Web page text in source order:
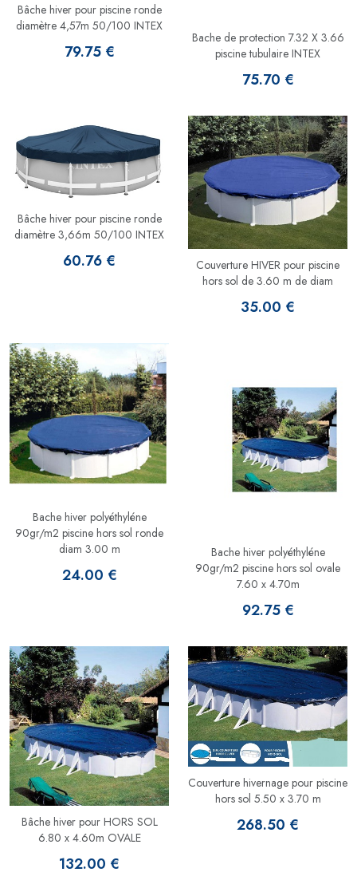
Bâche hiver pour piscine ronde
diamètre 4,57m 50/100 INTEX
79.75 €
Bache de protection 7.32 X 3.66
piscine tubulaire INTEX
75.70 €
Bâche hiver pour piscine ronde
diamètre 3,66m 50/100 INTEX
60.76 €
Couverture HIVER pour piscine
hors sol de 3.60 m de diam
35.00 €
Bache hiver polyéthyléne
90gr/m2 piscine hors sol ronde
diam 3.00 m
24.00 €
Bache hiver polyéthyléne
90gr/m2 piscine hors sol ovale
7.60 x 4.70m
92.75 €
Bâche hiver pour HORS SOL
6.80 x 4.60m OVALE
132.00 €
Couverture hivernage pour piscine
hors sol 5.50 x 3.70 m
268.50 €